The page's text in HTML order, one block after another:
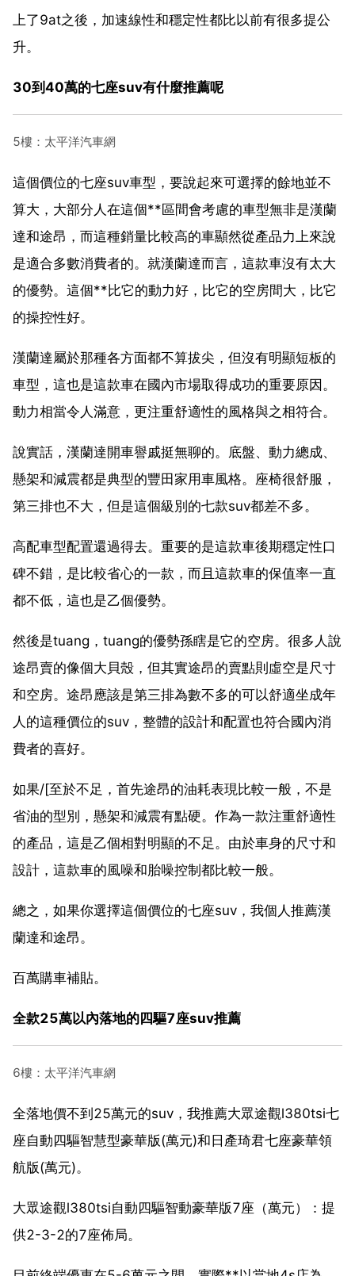
上了9at之後，加速線性和穩定性都比以前有很多提公
升。
30到40萬的七座suv有什麼推薦呢
5樓：太平洋汽車網
這個價位的七座suv車型，要說起來可選擇的餘地並不
算大，大部分人在這個**區間會考慮的車型無非是漢蘭
達和途昂，而這種銷量比較高的車顯然從產品力上來說
是適合多數消費者的。就漢蘭達而言，這款車沒有太大
的優勢。這個**比它的動力好，比它的空房間大，比它
的操控性好。
漢蘭達屬於那種各方面都不算拔尖，但沒有明顯短板的
車型，這也是這款車在國內市場取得成功的重要原因。
動力相當令人滿意，更注重舒適性的風格與之相符合。
說實話，漢蘭達開車譽戚挺無聊的。底盤、動力總成、
懸架和減震都是典型的豐田家用車風格。座椅很舒服，
第三排也不大，但是這個級別的七款suv都差不多。
高配車型配置還過得去。重要的是這款車後期穩定性口
碑不錯，是比較省心的一款，而且這款車的保值率一直
都不低，這也是乙個優勢。
然後是tuang，tuang的優勢孫瞎是它的空房。很多人說
途昂賣的像個大貝殼，但其實途昂的賣點則虛空是尺寸
和空房。途昂應該是第三排為數不多的可以舒適坐成年
人的這種價位的suv，整體的設計和配置也符合國內消
費者的喜好。
如果/[至於不足，首先途昂的油耗表現比較一般，不是
省油的型別，懸架和減震有點硬。作為一款注重舒適性
的產品，這是乙個相對明顯的不足。由於車身的尺寸和
設計，這款車的風噪和胎噪控制都比較一般。
總之，如果你選擇這個價位的七座suv，我個人推薦漢
蘭達和途昂。
百萬購車補貼。
全款25萬以內落地的四驅7座suv推薦
6樓：太平洋汽車網
全落地價不到25萬元的suv，我推薦大眾途觀l380tsi七
座自動四驅智慧型豪華版(萬元)和日產琦君七座豪華領
航版(萬元)。
大眾途觀l380tsi自動四驅智動豪華版7座（萬元）：提
供2-3-2的7座佈局。